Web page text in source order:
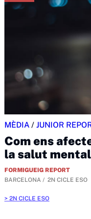
MÈDIA / JUNIOR
Com ens
la salut
FORMIGUEIG REPORT
BARCELONA
2N CICLE ESO
2N CICLE ESO